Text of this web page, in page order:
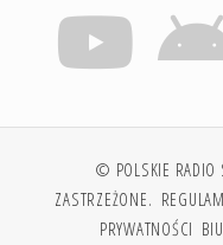
© POLSKIE RADIO
ZASTRZEŻONE.
PRYWATNOŚCI